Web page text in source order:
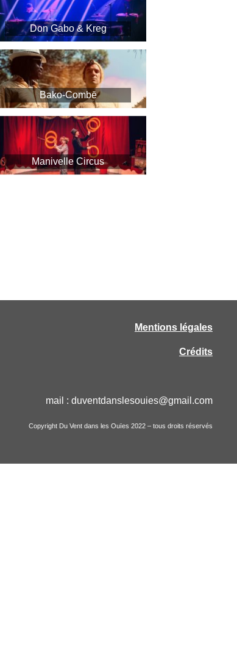
Don Gabo & Kreg
Bako-Combē
Manivelle Circus
Mentions légales
Crédits
mail : duventdanslesouies@gmail.com
Copyright Du Vent dans les Ouïes 2022 – tous droits réservés